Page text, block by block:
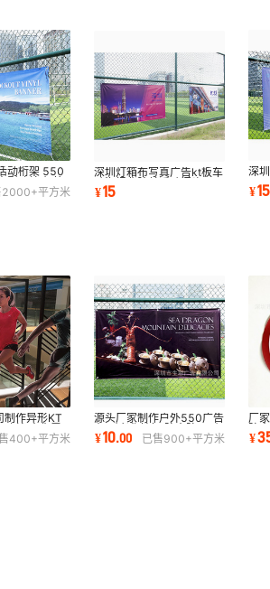
动桁架 550
型喷绘 灯箱
2000+平方米
深圳灯箱布写真广告kt板车
贴海报背胶单透贴门头520
喷绘灯布
¥15
深
箱
¥15
制作异形KT
喷绘 人像雪
400+平方米
源头厂家制作户外550广告
布 耐老化性好 防水防晒耐
用550哑面布
¥10.00 已售900+平方米
厂
防
地
¥